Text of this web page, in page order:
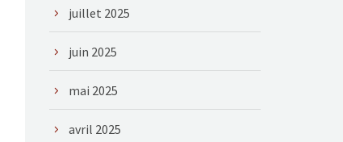
juillet 2025
juin 2025
mai 2025
avril 2025